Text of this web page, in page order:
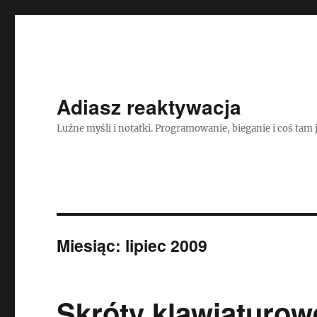
Adiasz reaktywacja
Luźne myśli i notatki. Programowanie, bieganie i coś tam
Miesiąc: lipiec 2009